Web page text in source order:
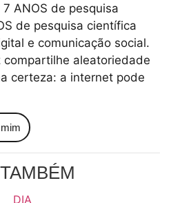
ANOS de pesquisa
de pesquisa científica
e comunicação social.
compartilhe aleatoriedade
certeza: a internet pode